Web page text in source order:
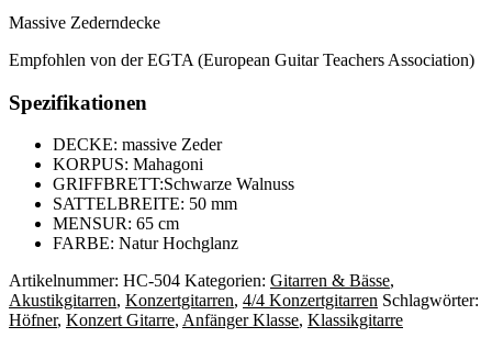
Massive Zederndecke
Empfohlen von der EGTA (European Guitar Teachers Association)
Spezifikationen
DECKE: massive Zeder
KORPUS: Mahagoni
GRIFFBRETT:Schwarze Walnuss
SATTELBREITE: 50 mm
MENSUR: 65 cm
FARBE: Natur Hochglanz
Artikelnummer: HC-504 Kategorien: Gitarren & Bässe,
Akustikgitarren, Konzertgitarren, 4/4 Konzertgitarren Schlagwörter:
Höfner, Konzert Gitarre, Anfänger Klasse, Klassikgitarre